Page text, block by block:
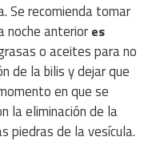
Se recomienda tomar
noche anterior es
o aceites para no
de la bilis y dejar que
en que se
la eliminación de la
piedras de la vesícula.